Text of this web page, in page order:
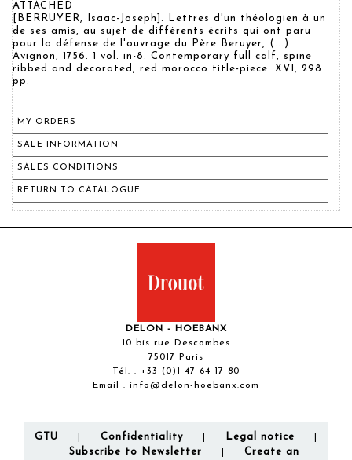
ATTACHED
[BERRUYER, Isaac-Joseph]. Lettres d'un théologien à un
de ses amis, au sujet de différents écrits qui ont paru
pour la défense de l'ouvrage du Père Beruyer, (...)
Avignon, 1756. 1 vol. in-8. Contemporary full calf, spine
ribbed and decorated, red morocco title-piece. XVI, 298
pp.
MY ORDERS
SALE INFORMATION
SALES CONDITIONS
RETURN TO CATALOGUE
DELON - HOEBANX
10 bis rue Descombes
75017 Paris
Tél. : +33 (0)1 47 64 17 80
Email : info@delon-hoebanx.com
GTU Confidentiality Legal notice
Subscribe to Newsletter Create an